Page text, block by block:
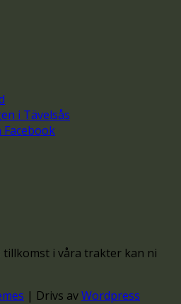
i Tävelsås
Facebook
i våra trakter kan ni
| Drivs avWordpress